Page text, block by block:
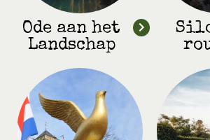
Ode aan het
Landschap